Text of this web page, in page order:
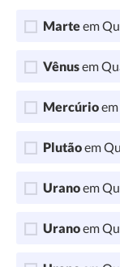
Marteem
Vênusem
Mercúrio
Plutãoem
Uranoem
Uranoem